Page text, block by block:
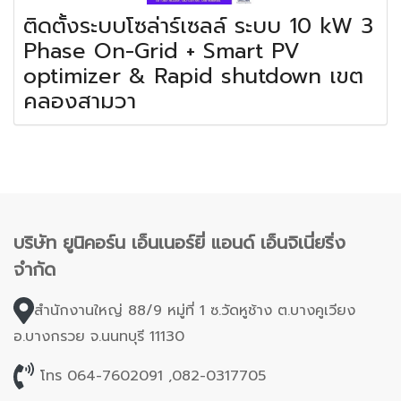
ติดตั้งระบบโซล่าร์เซลล์ ระบบ 10 kW 3
Phase On-Grid + Smart PV
optimizer & Rapid shutdown เขต
คลองสามวา
บริษัท ยูนิคอร์น เอ็นเนอร์ยี่ แอนด์ เอ็นจิเนี่ยริ่ง
จำกัด
สำนักงานใหญ่ 88/9 หมู่ที่ 1 ซ.วัดหูช้าง ต.บางคูเวียง
อ.บางกรวย จ.นนทบุรี 11130
โทร 064-7602091 ,082-0317705